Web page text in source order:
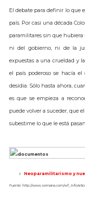
El debate para definir lo que
país. Por casi una década
paramilitares sin que
ni del gobierno, ni de la
expuestas a una crueldad y
el país poderoso se hacía
desidia. Sólo hasta ahora,
es que se empieza a
puede volver a suceder, que
subestime lo que le está
Neoparamilitarismo y
Fuente: http://www.semana.com/